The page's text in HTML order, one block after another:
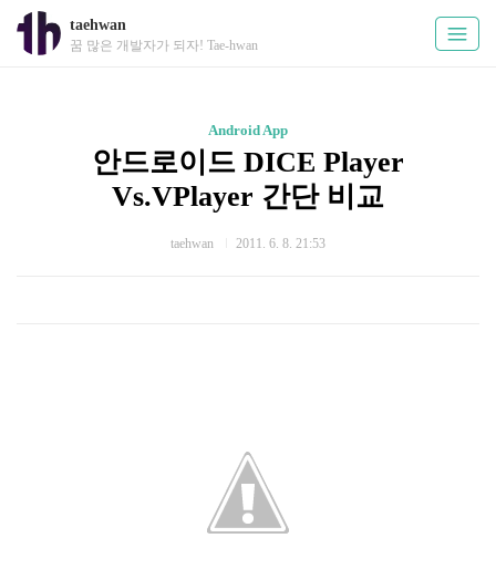
taehwan
꿈 많은 개발자가 되자! Tae-hwan
Android App
안드로이드 DICE Player
Vs.VPlayer 간단 비교
taehwan 2011. 6. 8. 21:53